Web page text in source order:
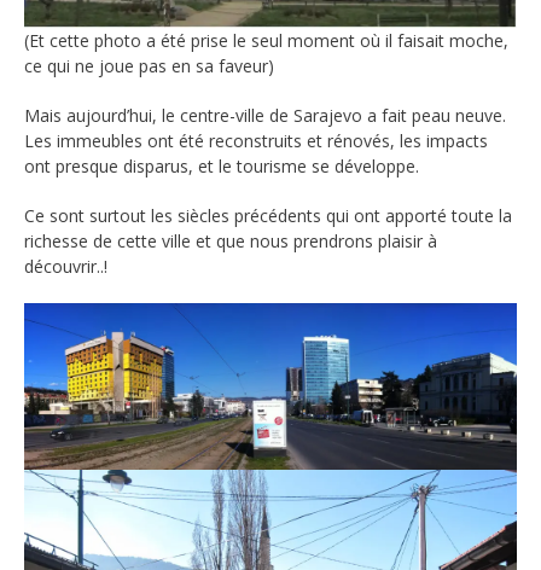
(Et cette photo a été prise le seul moment où il faisait moche,
ce qui ne joue pas en sa faveur)
Mais aujourd’hui, le centre-ville de Sarajevo a fait peau neuve.
Les immeubles ont été reconstruits et rénovés, les impacts
ont presque disparus, et le tourisme se développe.
Ce sont surtout les siècles précédents qui ont apporté toute la
richesse de cette ville et que nous prendrons plaisir à
découvrir..!